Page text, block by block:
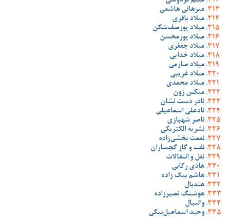
میرهانی هاشمی
میلاد باقری
میلاد پورصف‌شکن
میلاد پورمحسن
میلاد جعفری
میلاد خدایی
میلاد صارمی
میلاد غریبی
میلاد محمدی
میکس زون
نادر دست نشان
نادعلی اسماعیلی
ناصر شهبازی
نشریه الکتریکی
نعمت بخشی‌زاده
نفت و گاز گچساران
نقل و انتقالات
هادی رکابی
هاشم بیگ زاده
هندبال
هوشنگ نصیرزاده
والیبال
وحید اسماعیل‌بیگی